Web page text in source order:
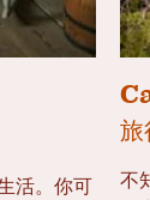
活。你可
旅
不